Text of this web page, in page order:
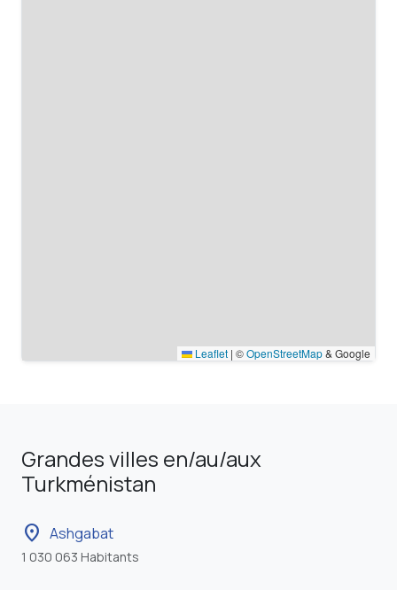
Leaflet | ©OpenStreetMap& Google
Grandes villes en/au/aux
Turkménistan
location_on Ashgabat
1 030 063 Habitants